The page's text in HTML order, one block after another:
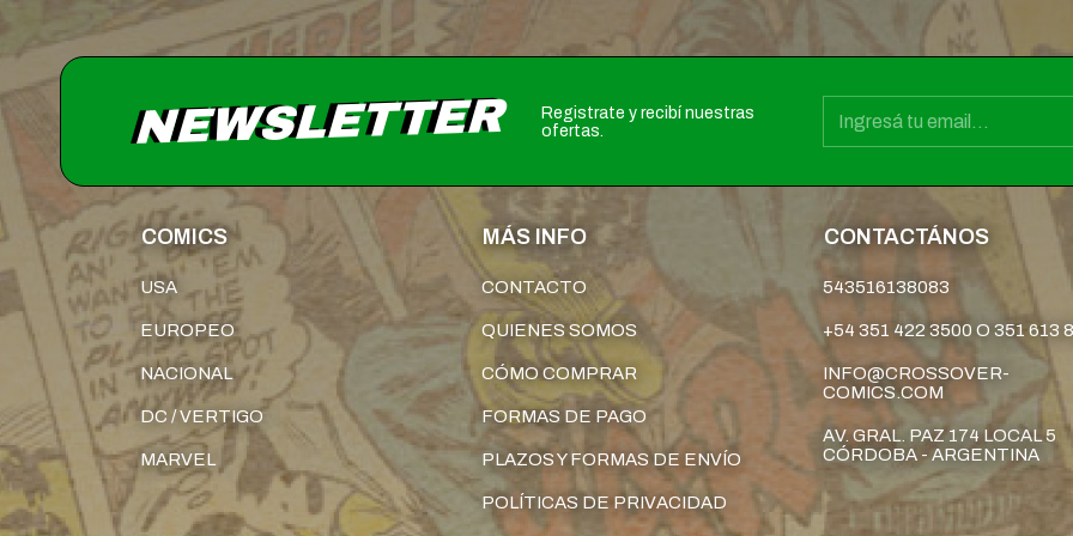
NEWSLETTER
Registrate y recibí nuestras
ofertas.
COMICS
USA
EUROPEO
NACIONAL
DC / VERTIGO
MARVEL
MÁS INFO
CONTACTO
QUIENES SOMOS
CÓMO COMPRAR
FORMAS DE PAGO
PLAZOS Y FORMAS DE ENVÍO
POLÍTICAS DE PRIVACIDAD
CONTACTÁNOS
543516138083
+54 351 422 3500 O 351 613
INFO@CROSSOVER-
COMICS.COM
AV. GRAL. PAZ 174 LOCAL 5
CÓRDOBA - ARGENTINA